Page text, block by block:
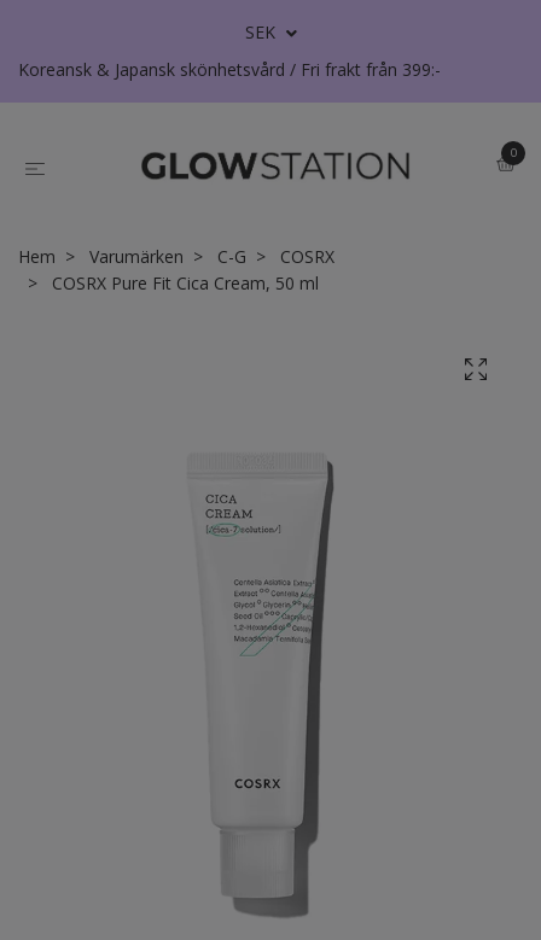
SEK
Koreansk & Japansk skönhetsvård / Fri frakt från 399:-
0
Hem Varumärken C-G
COSRX
COSRX Pure Fit Cica Cream, 50 ml